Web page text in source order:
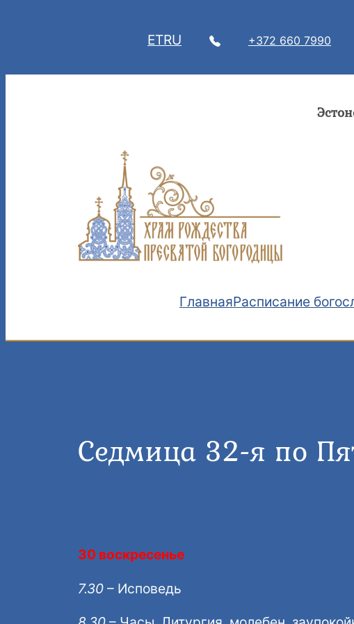
ETRU +372 660 7990
ГлавнаяРасписание
Седмица 32-я по
30 воскресенье
7.30 – Исповедь